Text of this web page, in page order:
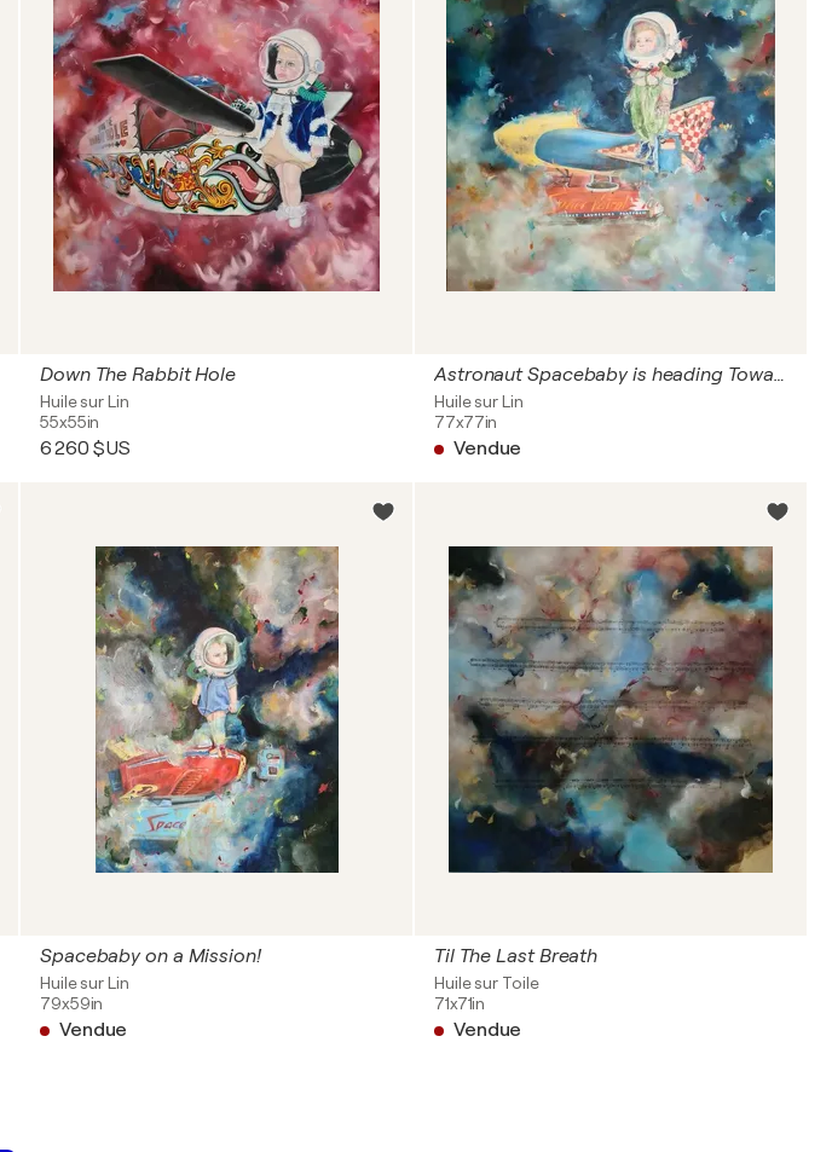
Down The Rabbit Hole
Huile sur Lin
55x55in
6 260 $US
Astronaut Spacebaby is heading Towards The Stars!
Huile sur Lin
77x77in
Vendue
Spacebaby on a Mission!
Huile sur Lin
79x59in
Vendue
Til The Last Breath
Huile sur Toile
71x71in
Vendue